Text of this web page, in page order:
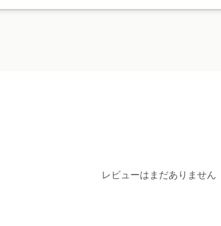
レビューはまだありません